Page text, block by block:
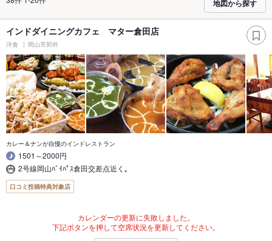
地図から探す
インドダイニングカフェ マター倉田店
洋食 岡山市郊外
カレー＆ナンが自慢のインドレストラン
1501～2000円
2号線岡山ﾊﾞｲﾊﾟｽ倉田交差点近く｡
口コミ投稿特典対象店
カレンダーの更新に失敗しました。
下記ボタンを押して空席状況を更新してください。